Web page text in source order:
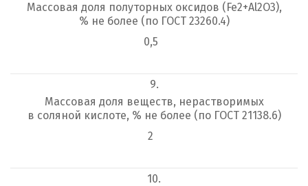
Массовая доля полуторных оксидов (Fe2+Al2O3),
% не более (по ГОСТ 23260.4)
0,5
9.
Массовая доля веществ, нерастворимых
в соляной кислоте, % не более (по ГОСТ 21138.6)
2
10.